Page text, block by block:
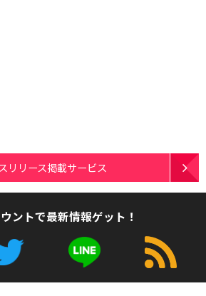
リリース掲載サービス
ントで最新情報ゲット！